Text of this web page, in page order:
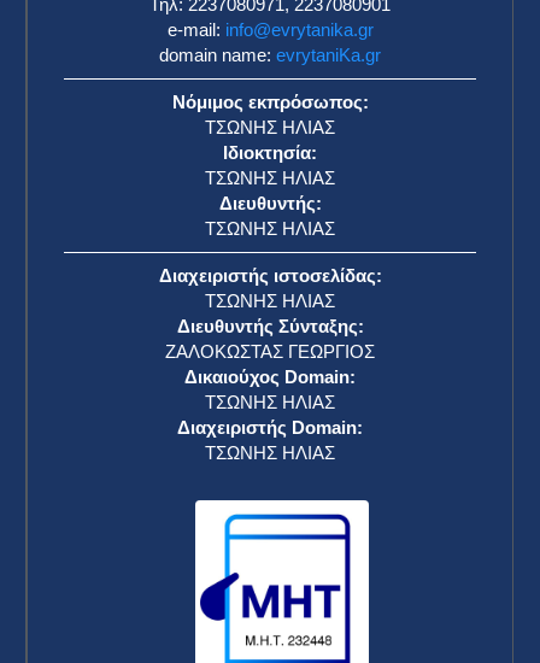
Τηλ: 2237080971, 2237080901
e-mail: info@evrytanika.gr
domain name: evrytaniKa.gr
Νόμιμος εκπρόσωπος:
ΤΣΩΝΗΣ ΗΛΙΑΣ
Ιδιοκτησία:
ΤΣΩΝΗΣ ΗΛΙΑΣ
Διευθυντής:
ΤΣΩΝΗΣ ΗΛΙΑΣ
Διαχειριστής ιστοσελίδας:
ΤΣΩΝΗΣ ΗΛΙΑΣ
Διευθυντής Σύνταξης:
ΖΑΛΟΚΩΣΤΑΣ ΓΕΩΡΓΙΟΣ
Δικαιούχος Domain:
ΤΣΩΝΗΣ ΗΛΙΑΣ
Διαχειριστής Domain:
ΤΣΩΝΗΣ ΗΛΙΑΣ